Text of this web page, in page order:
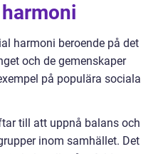
harmoni beroende på det
och de gemenskaper
på populära sociala
till att uppnå balans och
inom samhället. Det